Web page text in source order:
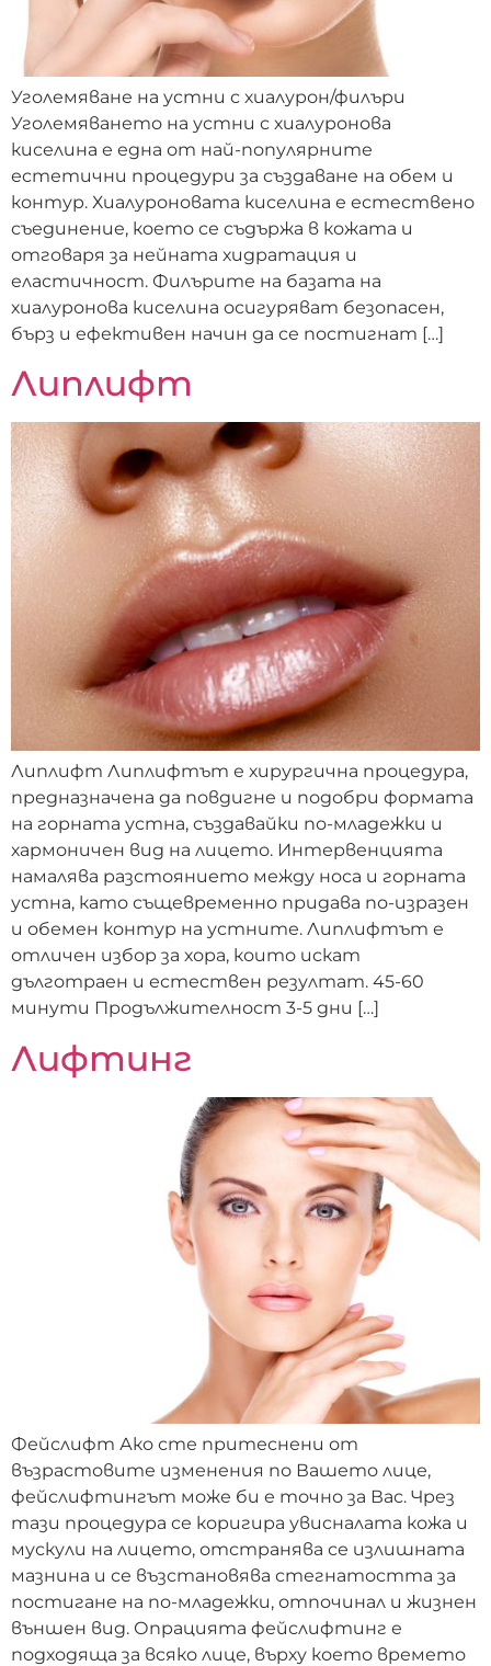
Уголемяване на устни с хиалурон/филъри
Уголемяването на устни с хиалуронова
киселина е една от най-популярните
естетични процедури за създаване на обем и
контур. Хиалуроновата киселина е естествено
съединение, което се съдържа в кожата и
отговаря за нейната хидратация и
еластичност. Филърите на базата на
хиалуронова киселина осигуряват безопасен,
бърз и ефективен начин да се постигнат […]
Липлифт
Липлифт Липлифтът е хирургична процедура,
предназначена да повдигне и подобри формата
на горната устна, създавайки по-младежки и
хармоничен вид на лицето. Интервенцията
намалява разстоянието между носа и горната
устна, като същевременно придава по-изразен
и обемен контур на устните. Липлифтът е
отличен избор за хора, които искат
дълготраен и естествен резултат. 45-60
минути Продължителност 3-5 дни […]
Лифтинг
Фейслифт Ако сте притеснени от
възрастовите изменения по Вашето лице,
фейслифтингът може би е точно за Вас. Чрез
тази процедура се коригира увисналата кожа и
мускули на лицето, отстранява се излишната
мазнина и се възстановява стегнатостта за
постигане на по-младежки, отпочинал и жизнен
външен вид. Опрацията фейслифтинг е
подходяща за всяко лице, върху което времето